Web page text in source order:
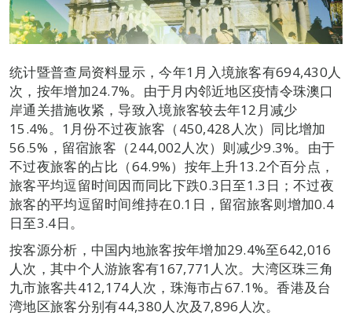
统计暨普查局资料显示，今年1月入境旅客有694,430人
次，按年增加24.7%。由于月内邻近地区疫情令珠澳口
岸通关措施收紧，导致入境旅客较去年12月减少
15.4%。1月份不过夜旅客（450,428人次）同比增加
56.5%，留宿旅客（244,002人次）则减少9.3%。由于
不过夜旅客的占比（64.9%）按年上升13.2个百分点，
旅客平均逗留时间因而同比下跌0.3日至1.3日；不过夜
旅客的平均逗留时间维持在0.1日，留宿旅客则增加0.4
日至3.4日。
按客源分析，中国内地旅客按年增加29.4%至642,016
人次，其中个人游旅客有167,771人次。大湾区珠三角
九市旅客共412,174人次，珠海市占67.1%。香港及台
湾地区旅客分别有44,380人次及7,896人次。